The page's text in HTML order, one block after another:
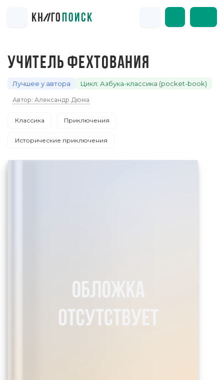
УЧИТЕЛЬ ФЕХТОВАНИЯ
Лучшее у автора Цикл: Азбука-классика (pocket-book)
Автор: Александр Дюма
Классика Приключения
Исторические приключения